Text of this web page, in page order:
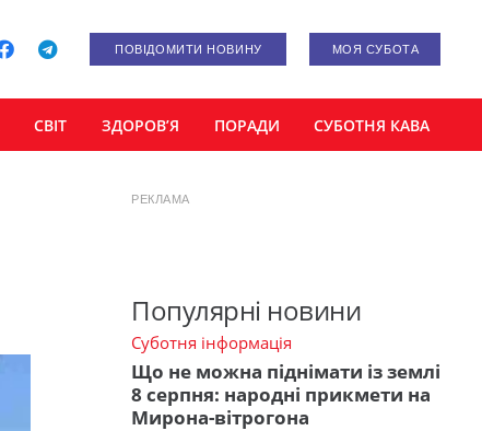
ПОВІДОМИТИ НОВИНУ МОЯ СУБОТА
СВІТ ЗДОРОВ’Я ПОРАДИ СУБОТНЯ КАВА
РЕКЛАМА
Популярні новини
Суботня інформація
Що не можна піднімати із землі
8 серпня: народні прикмети на
Мирона-вітрогона